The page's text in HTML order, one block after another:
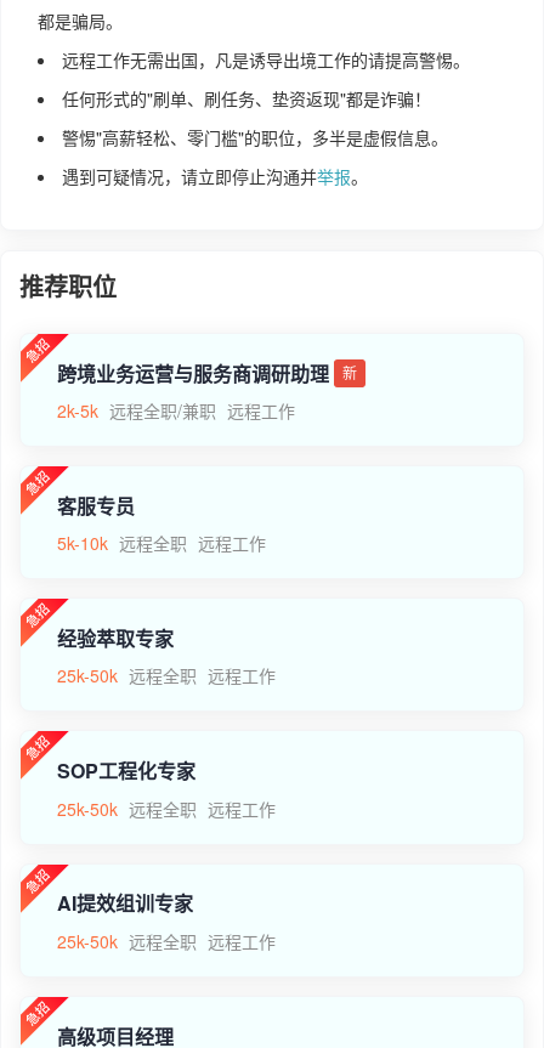
都是骗局。
远程工作无需出国，凡是诱导出境工作的请提高警惕。
任何形式的"刷单、刷任务、垫资返现"都是诈骗！
警惕"高薪轻松、零门槛"的职位，多半是虚假信息。
遇到可疑情况，请立即停止沟通并举报。
推荐职位
跨境业务运营与服务商调研助理 新
2k-5k 远程全职/兼职 远程工作
客服专员
5k-10k 远程全职 远程工作
经验萃取专家
25k-50k 远程全职 远程工作
SOP工程化专家
25k-50k 远程全职 远程工作
AI提效组训专家
25k-50k 远程全职 远程工作
高级项目经理